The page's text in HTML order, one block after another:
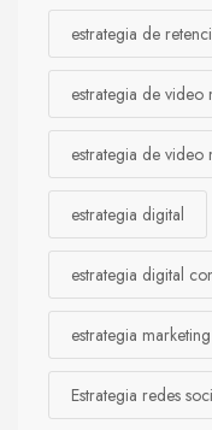
estrategia de
estrategia de video
estrategia de
estrategia digital
estrategia digital
estrategia
Estrategia redes